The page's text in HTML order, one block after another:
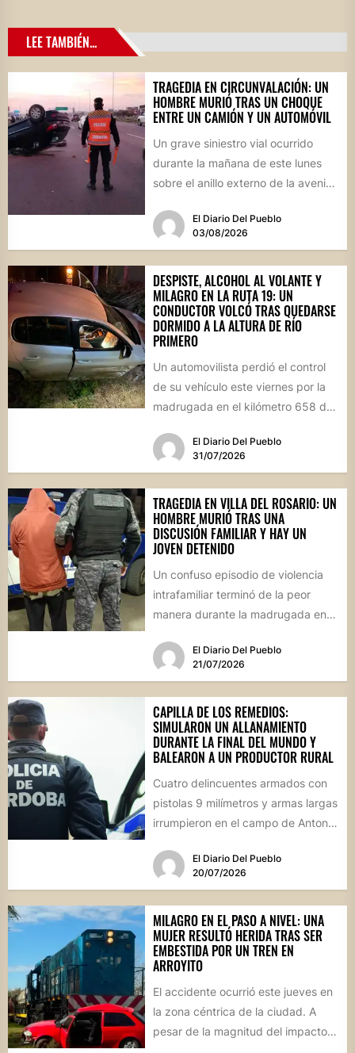
LEE TAMBIÉN...
TRAGEDIA EN CIRCUNVALACIÓN: UN
HOMBRE MURIÓ TRAS UN CHOQUE
ENTRE UN CAMIÓN Y UN AUTOMÓVIL
Un grave siniestro vial ocurrido
durante la mañana de este lunes
sobre el anillo externo de la avenida
El Diario Del Pueblo
03/08/2026
DESPISTE, ALCOHOL AL VOLANTE Y
MILAGRO EN LA RUTA 19: UN
CONDUCTOR VOLCÓ TRAS QUEDARSE
DORMIDO A LA ALTURA DE RÍO
PRIMERO
Un automovilista perdió el control
de su vehículo este viernes por la
madrugada en el kilómetro 658 de
El Diario Del Pueblo
31/07/2026
TRAGEDIA EN VILLA DEL ROSARIO: UN
HOMBRE MURIÓ TRAS UNA
DISCUSIÓN FAMILIAR Y HAY UN
JOVEN DETENIDO
Un confuso episodio de violencia
intrafamiliar terminó de la peor
manera durante la madrugada en
El Diario Del Pueblo
21/07/2026
CAPILLA DE LOS REMEDIOS:
SIMULARON UN ALLANAMIENTO
DURANTE LA FINAL DEL MUNDO Y
BALEARON A UN PRODUCTOR RURAL
Cuatro delincuentes armados con
pistolas 9 milímetros y armas largas
irrumpieron en el campo de Antonio
El Diario Del Pueblo
20/07/2026
MILAGRO EN EL PASO A NIVEL: UNA
MUJER RESULTÓ HERIDA TRAS SER
EMBESTIDA POR UN TREN EN
ARROYITO
El accidente ocurrió este jueves en
la zona céntrica de la ciudad. A
pesar de la magnitud del impacto,